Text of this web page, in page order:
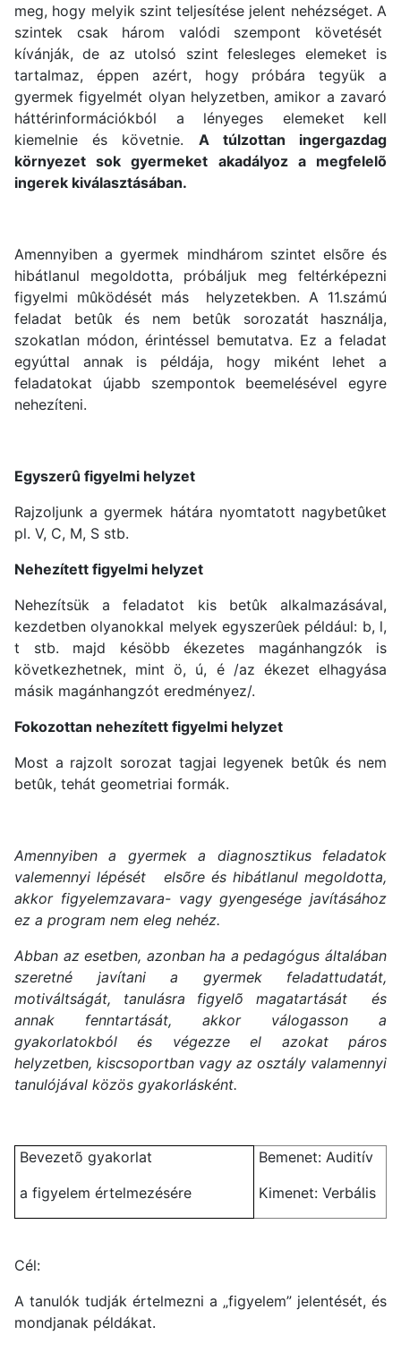
meg, hogy melyik szint teljesítése jelent nehézséget. A
szintek csak három valódi szempont követését
kívánják, de az utolsó szint felesleges elemeket is
tartalmaz, éppen azért, hogy próbára tegyük a
gyermek figyelmét olyan helyzetben, amikor a zavaró
háttérinformációkból a lényeges elemeket kell
kiemelnie és követnie. A túlzottan ingergazdag
környezet sok gyermeket akadályoz a megfelelõ
ingerek kiválasztásában.
Amennyiben a gyermek mindhárom szintet elsõre és
hibátlanul megoldotta, próbáljuk meg feltérképezni
figyelmi mûködését más helyzetekben. A 11.számú
feladat betûk és nem betûk sorozatát használja,
szokatlan módon, érintéssel bemutatva. Ez a feladat
egyúttal annak is példája, hogy miként lehet a
feladatokat újabb szempontok beemelésével egyre
nehezíteni.
Egyszerû figyelmi helyzet
Rajzoljunk a gyermek hátára nyomtatott nagybetûket
pl. V, C, M, S stb.
Nehezített figyelmi helyzet
Nehezítsük a feladatot kis betûk alkalmazásával,
kezdetben olyanokkal melyek egyszerûek például: b, l,
t stb. majd késöbb ékezetes magánhangzók is
következhetnek, mint ö, ú, é /az ékezet elhagyása
másik magánhangzót eredményez/.
Fokozottan nehezített figyelmi helyzet
Most a rajzolt sorozat tagjai legyenek betûk és nem
betûk, tehát geometriai formák.
Amennyiben a gyermek a diagnosztikus feladatok
valemennyi lépését elsõre és hibátlanul megoldotta,
akkor figyelemzavara- vagy gyengesége javításához
ez a program nem eleg nehéz.
Abban az esetben, azonban ha a pedagógus általában
szeretné javítani a gyermek feladattudatát,
motiváltságát, tanulásra figyelõ magatartását és
annak fenntartását, akkor válogasson a
gyakorlatokból és végezze el azokat páros
helyzetben, kiscsoportban vagy az osztály valamennyi
tanulójával közös gyakorlásként.
Bevezetõ gyakorlat
a figyelem értelmezésére
Bemenet: Auditív
Kimenet: Verbális
Cél:
A tanulók tudják értelmezni a „figyelem” jelentését, és
mondjanak példákat.